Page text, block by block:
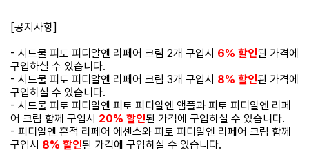
[공지사항]
- 시드물 피토 피디알엔 리페어 크림 2개 구입시 6% 할인된 가격에
구입하실 수 있습니다.
- 시드물 피토 피디알엔 리페어 크림 3개 구입시 8% 할인된 가격에
구입하실 수 있습니다.
- 시드물 피토 피디알엔 피토 피디알엔 앰플과 피토 피디알엔 리페
어 크림 함께 구입시 20% 할인된 가격에 구입하실 수 있습니다.
- 피디알엔 흔적 리페어 에센스와 피토 피디알엔 리페어 크림 함께
구입시 8% 할인된 가격에 구입하실 수 있습니다.